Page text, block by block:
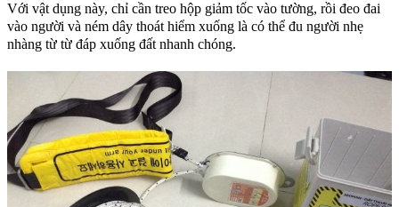
Với vật dụng này, chỉ cần treo hộp giảm tốc vào tường, rồi đeo đai
vào người và ném dây thoát hiểm xuống là có thể đu người nhẹ
nhàng từ từ đáp xuống đất nhanh chóng.